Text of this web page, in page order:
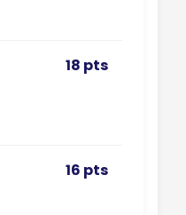
18 pts
16 pts